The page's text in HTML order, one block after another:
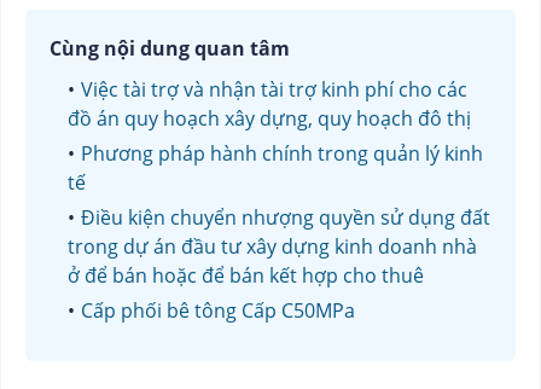
Cùng nội dung quan tâm
Việc tài trợ và nhận tài trợ kinh phí cho các
đồ án quy hoạch xây dựng, quy hoạch đô thị
Phương pháp hành chính trong quản lý kinh
tế
Điều kiện chuyển nhượng quyền sử dụng đất
trong dự án đầu tư xây dựng kinh doanh nhà
ở để bán hoặc để bán kết hợp cho thuê
Cấp phối bê tông Cấp C50MPa